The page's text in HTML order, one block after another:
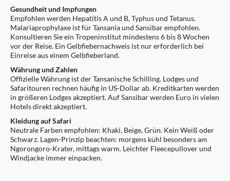
Gesundheit und Impfungen
Empfohlen werden Hepatitis A und B, Typhus und Tetanus.
Malariaprophylaxe ist für Tansania und Sansibar empfohlen.
Konsultieren Sie ein Tropeninstitut mindestens 6 bis 8 Wochen
vor der Reise. Ein Gelbfiebernachweis ist nur erforderlich bei
Einreise aus einem Gelbfieberland.
Währung und Zahlen
Offizielle Währung ist der Tansanische Schilling. Lodges und
Safaritouren rechnen häufig in US-Dollar ab. Kreditkarten werden
in größeren Lodges akzeptiert. Auf Sansibar werden Euro in vielen
Hotels direkt akzeptiert.
Kleidung auf Safari
Neutrale Farben empfohlen: Khaki, Beige, Grün. Kein Weiß oder
Schwarz. Lagen-Prinzip beachten: morgens kühl besonders am
Ngorongoro-Krater, mittags warm. Leichter Fleecepullover und
Windjacke immer einpacken.